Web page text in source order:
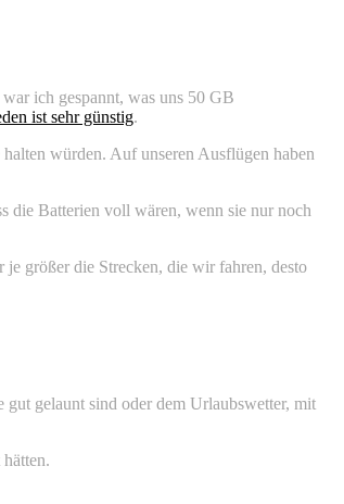
ich gespannt, was uns 50 GB
ist sehr günstig.
würden. Auf unseren Ausflügen haben
die Batterien voll wären, wenn sie nur noch
je größer die Strecken, die wir fahren, desto
gelaunt sind oder dem Urlaubswetter, mit